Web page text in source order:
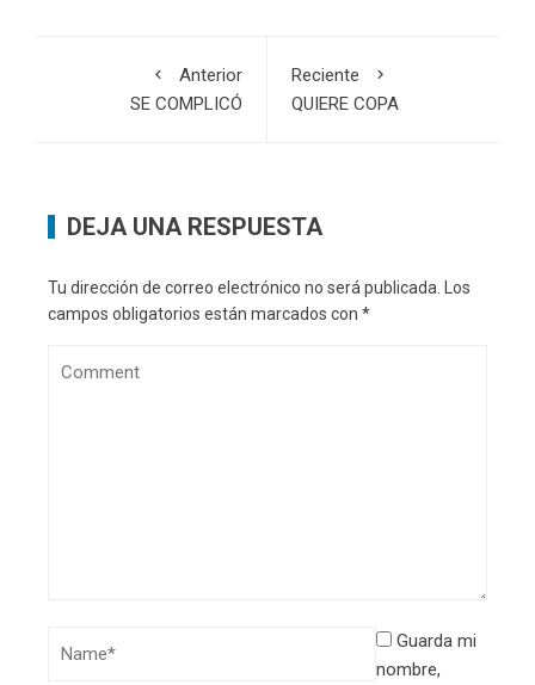
Anterior
SE COMPLICÓ
Reciente
QUIERE COPA
DEJA UNA RESPUESTA
Tu dirección de correo electrónico no será publicada.
Los
campos obligatorios están marcados con *
Guarda mi
nombre,